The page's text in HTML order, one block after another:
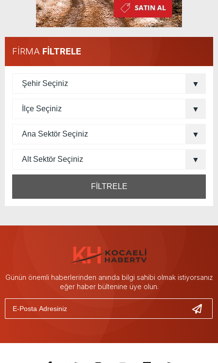
FİRMA FİLTRELE
FİLTRELE
Günün önemli haberlerinden anında bilgi sahibi olmak istiyorsanız
eğer haber bültenine üye olun.